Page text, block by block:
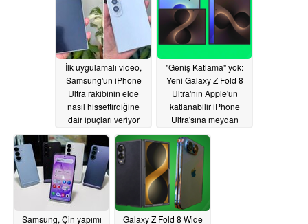
İlk uygulamalı video,
Samsung'un iPhone
Ultra rakibinin elde
nasıl hissettirdiğine
dair ipuçları veriyor
05/28/2026
"Geniş Katlama" yok:
Yeni Galaxy Z Fold 8
Ultra'nın Apple'un
katlanabilir iPhone
Ultra'sına meydan
05/25/2026
Samsung, Çin yapımı
Galaxy Z Fold 8 Wide